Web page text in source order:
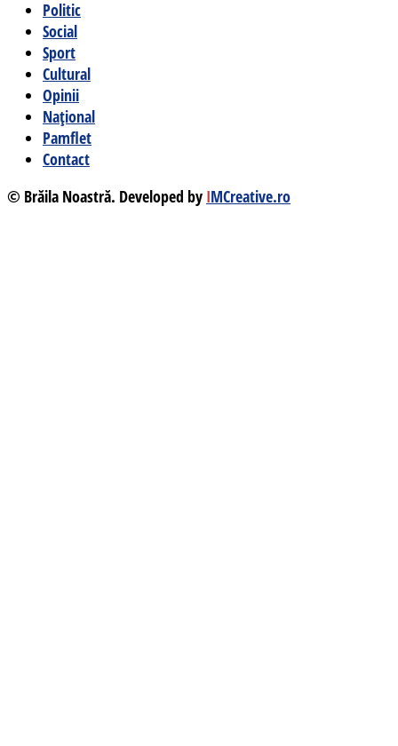
Politic
Social
Sport
Cultural
Opinii
Național
Pamflet
Contact
© Brăila Noastră. Developed by IMCreative.ro